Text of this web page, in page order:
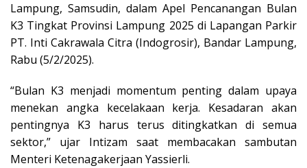
Lampung, Samsudin, dalam Apel Pencanangan Bulan
K3 Tingkat Provinsi Lampung 2025 di Lapangan Parkir
PT. Inti Cakrawala Citra (Indogrosir), Bandar Lampung,
Rabu (5/2/2025).
“Bulan K3 menjadi momentum penting dalam upaya
menekan angka kecelakaan kerja. Kesadaran akan
pentingnya K3 harus terus ditingkatkan di semua
sektor,” ujar Intizam saat membacakan sambutan
Menteri Ketenagakerjaan Yassierli.